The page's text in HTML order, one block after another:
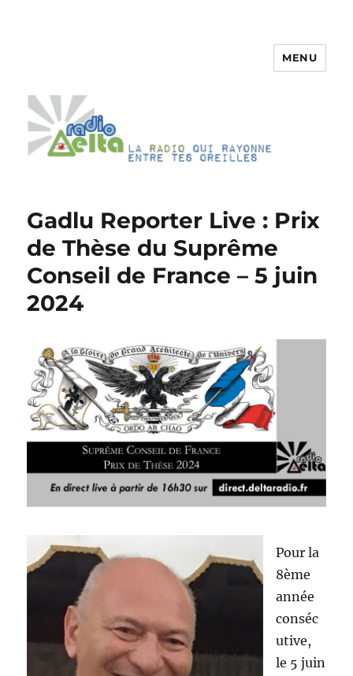
MENU
Gadlu Reporter Live : Prix
de Thèse du Suprême
Conseil de France – 5 juin
2024
Pour la
8ème
année
conséc
utive,
le 5 juin